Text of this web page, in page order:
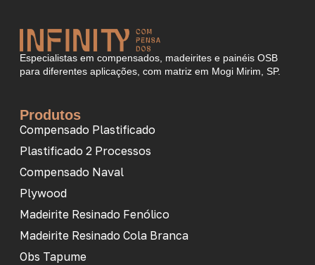
Especialistas em compensados, madeirites e painéis OSB
para diferentes aplicações, com matriz em Mogi Mirim, SP.
Produtos
Compensado Plastificado
Plastificado 2 Processos
Compensado Naval
Plywood
Madeirite Resinado Fenólico
Madeirite Resinado Cola Branca
Obs Tapume